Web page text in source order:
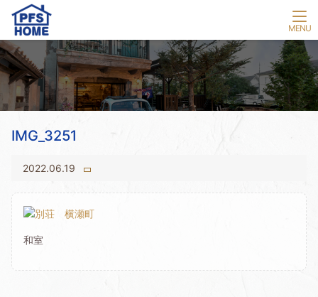
IMG_3251
2022.06.19
和室